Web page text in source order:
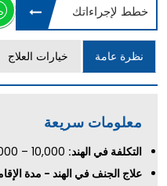
خطط لإجراءاتك
نظرة عامة خيارات العلاج
معلومات سريعة
التكلفة في الهند:
علاج الجنف في الهند - مدة